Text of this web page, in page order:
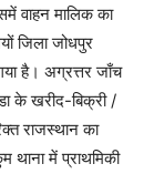
वाहन मालिक का
जिला जोधपुर
है। अग्रत्तर जाँच
के खरीद-बिक्री /
राजस्थान का
थाना में प्राथमिकी